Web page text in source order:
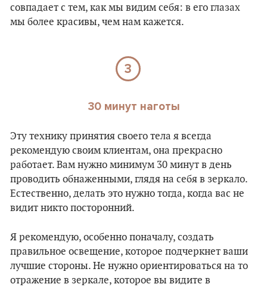
совпадает с тем, как мы видим себя: в его глазах
мы более красивы, чем нам кажется.
3
30 минут наготы
Эту технику принятия своего тела я всегда
рекомендую своим клиентам, она прекрасно
работает. Вам нужно минимум 30 минут в день
проводить обнаженными, глядя на себя в зеркало.
Естественно, делать это нужно тогда, когда вас не
видит никто посторонний.
Я рекомендую, особенно поначалу, создать
правильное освещение, которое подчеркнет ваши
лучшие стороны. Не нужно ориентироваться на то
отражение в зеркале, которое вы видите в